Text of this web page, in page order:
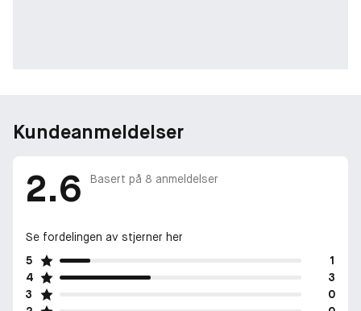
Kundeanmeldelser
2.6 Basert på 8 anmeldelser
Se fordelingen av stjerner her
5
1
4
3
3
0